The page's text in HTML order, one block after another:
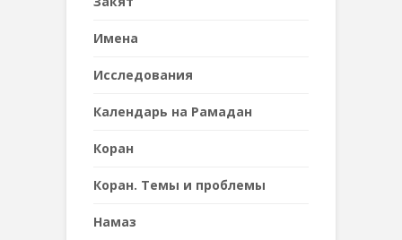
Имена
Исследования
Календарь на Рамадан
Коран
Коран. Темы и проблемы
Намаз